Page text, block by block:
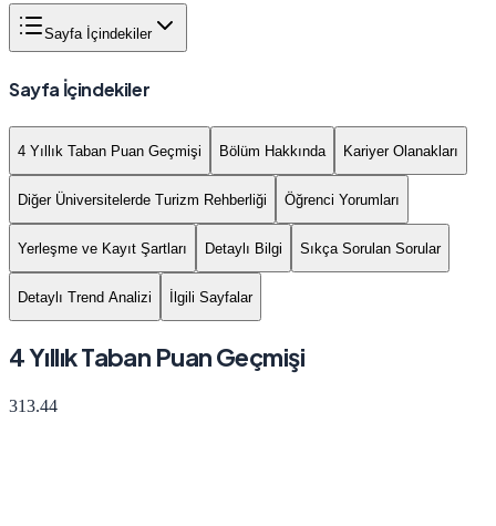
Sayfa İçindekiler
Sayfa İçindekiler
4 Yıllık Taban Puan Geçmişi Bölüm Hakkında Kariyer Olanakları
Diğer Üniversitelerde Turizm Rehberliği Öğrenci Yorumları
Yerleşme ve Kayıt Şartları Detaylı Bilgi Sıkça Sorulan Sorular
Detaylı Trend Analizi İlgili Sayfalar
4 Yıllık Taban Puan Geçmişi
313.44